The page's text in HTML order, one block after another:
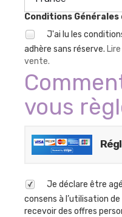
Conditions Générales
J'ai lu les
adhère sans réserve.
vente.
vous
Je déclare être
consens à l’utilisation
recevoir des offres